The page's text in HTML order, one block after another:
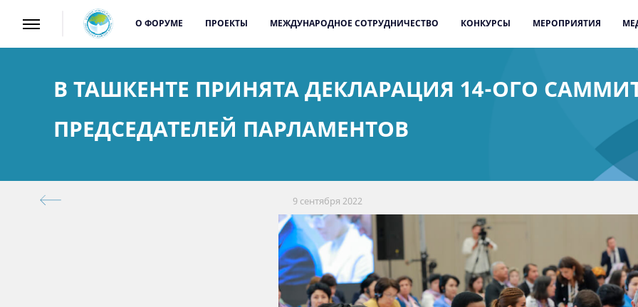
О ФОРУМЕ ПРОЕКТЫ МЕЖДУНАРОДНОЕ СОТРУДНИЧЕСТВО КОНКУРСЫ МЕРОПРИЯТИЯ
В ТАШКЕНТЕ ПРИНЯТА ДЕКЛАРАЦИЯ 14-ОГО
ПРЕДСЕДАТЕЛЕЙ ПАРЛАМЕНТОВ
9 сентября 2022